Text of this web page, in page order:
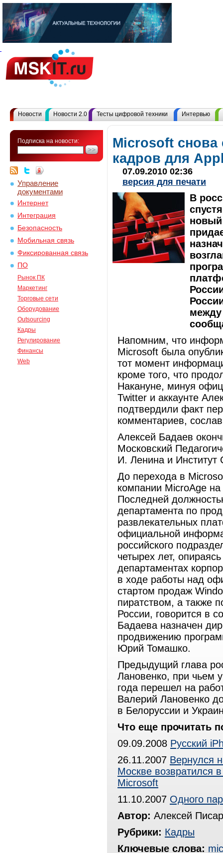
Новости Новости 2.0 Тесты цифровой техники Интервью
Подписка на новости:
Управление
документами
Интернет
Интеграция
Безопасность
Мобильная связь
Фиксированная связь
ПО
Рынок ПК
Маркетинг
Торговые сети
Оборудование
Outsourcing
Кадры
Регулирование
Финансы
Web
Microsoft снова
кадров для
07.09.2010 02:36
версия для печати
В
новый
между
Напомним, что
Microsoft была
тот момент
кроме того, что
Накануне, минуя
Twitter и аккаунте
подтвердили факт
комментариев,
Алексей Бадаев
Московский
И. Ленина и Институт
До перехода в
компании MicroAge на
Последней
департамента по
развлекательных
официальной
российского
четырех лет,
департаментах
в ходе работы над
стартом продаж
пиратством, а также
России, говорится в
Бадаева назначен
продвижению
Юрий Томашко.
Предыдущий глава
Лановенко, при чьем
года перешел на
Валерий Лановенко
в Белоруссии и
Что еще прочитать
09.09.2008 Русский
26.11.2007 Вернулся
Москве возвратился
Microsoft
11.10.2007 Одного
Автор: Алексей
Рубрики: Кадры
Ключевые слова: